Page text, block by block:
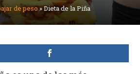
de peso»Dieta de la Piña